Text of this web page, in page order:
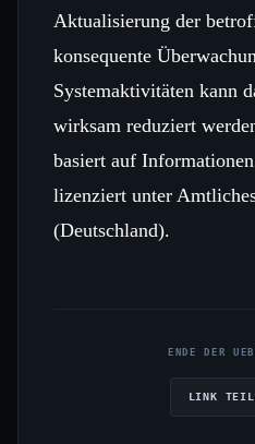
Aktualisierung der
konsequente
Systemaktivitäten kann
wirksam reduziert
basiert auf
lizenziert unter
(Deutschland).
ENDE DER
LINK